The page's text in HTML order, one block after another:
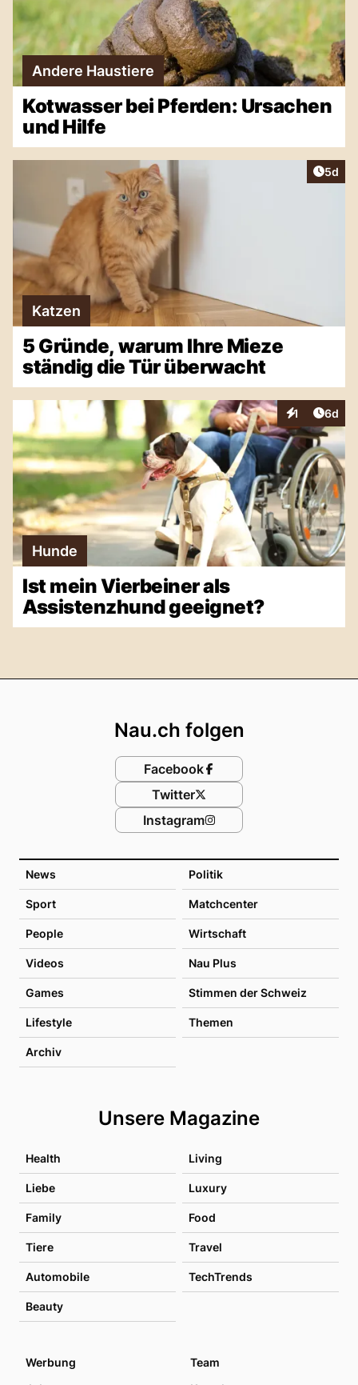
Andere Haustiere
Kotwasser bei Pferden: Ursachen
und Hilfe
5d
Katzen
5 Gründe, warum Ihre Mieze
ständig die Tür überwacht
1
Interaktionen
6d
Hunde
Ist mein Vierbeiner als
Assistenzhund geeignet?
News Politik
Sport Matchcenter
People Wirtschaft
Videos Nau Plus
Games Stimmen der Schweiz
Lifestyle Themen
Archiv
Unsere Magazine
Health Living
Liebe Luxury
Family Food
Tiere Travel
Automobile TechTrends
Beauty
Nau.ch folgen
Facebook
Twitter
Instagram
Werbung
Team